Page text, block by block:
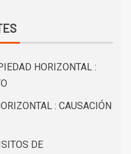
HORIZONTAL :
: CAUSACIÓN
DE